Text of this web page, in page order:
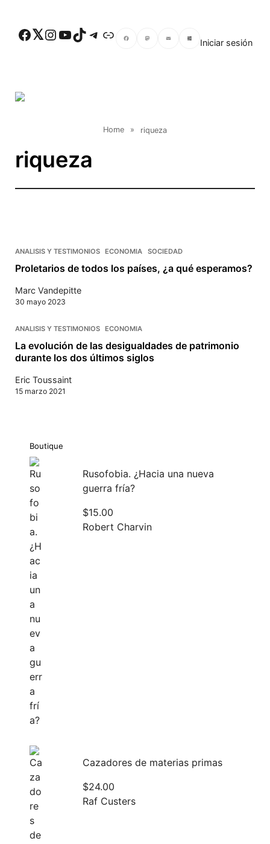
Facebook Twitter Instagram YouTube TikTok Telegram Enlace
Iniciar sesión
Home » riqueza
riqueza
ANALISIS Y TESTIMONIOS ECONOMIA SOCIEDAD
Proletarios de todos los países, ¿a qué esperamos?
Marc Vandepitte
30 mayo 2023
ANALISIS Y TESTIMONIOS ECONOMIA
La evolución de las desigualdades de patrimonio
durante los dos últimos siglos
Eric Toussaint
15 marzo 2021
Boutique
Rusofobia. ¿Hacia una nueva
guerra fría?
$15.00
Robert Charvin
Cazadores de materias primas
$24.00
Raf Custers